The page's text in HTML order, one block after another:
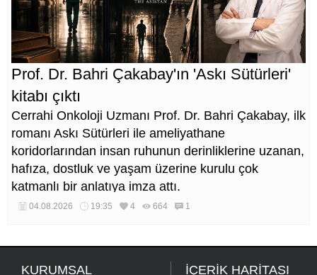
Prof. Dr. Bahri Çakabay'ın 'Askı Sütürleri'
kitabı çıktı
Cerrahi Onkoloji Uzmanı Prof. Dr. Bahri Çakabay, ilk
romanı Askı Sütürleri ile ameliyathane
koridorlarından insan ruhunun derinliklerine uzanan,
hafıza, dostluk ve yaşam üzerine kurulu çok
katmanlı bir anlatıya imza attı.
04.08.2026 19:35 4 664 1
KURUMSAL İÇERİK HARİTASI